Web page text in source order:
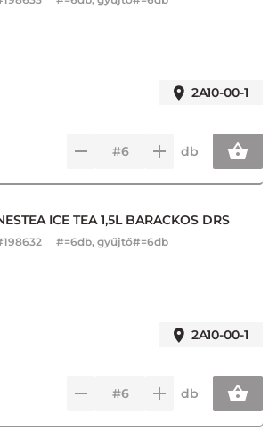
2A10-00-1
db
ICE TEA 1,5L BARACKOS DRS
198632 #=6db, gyűjtő#=6db
2A10-00-1
db